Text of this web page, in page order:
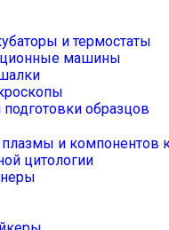
и термостаты
машины
образцов
и компонентов
цитологии